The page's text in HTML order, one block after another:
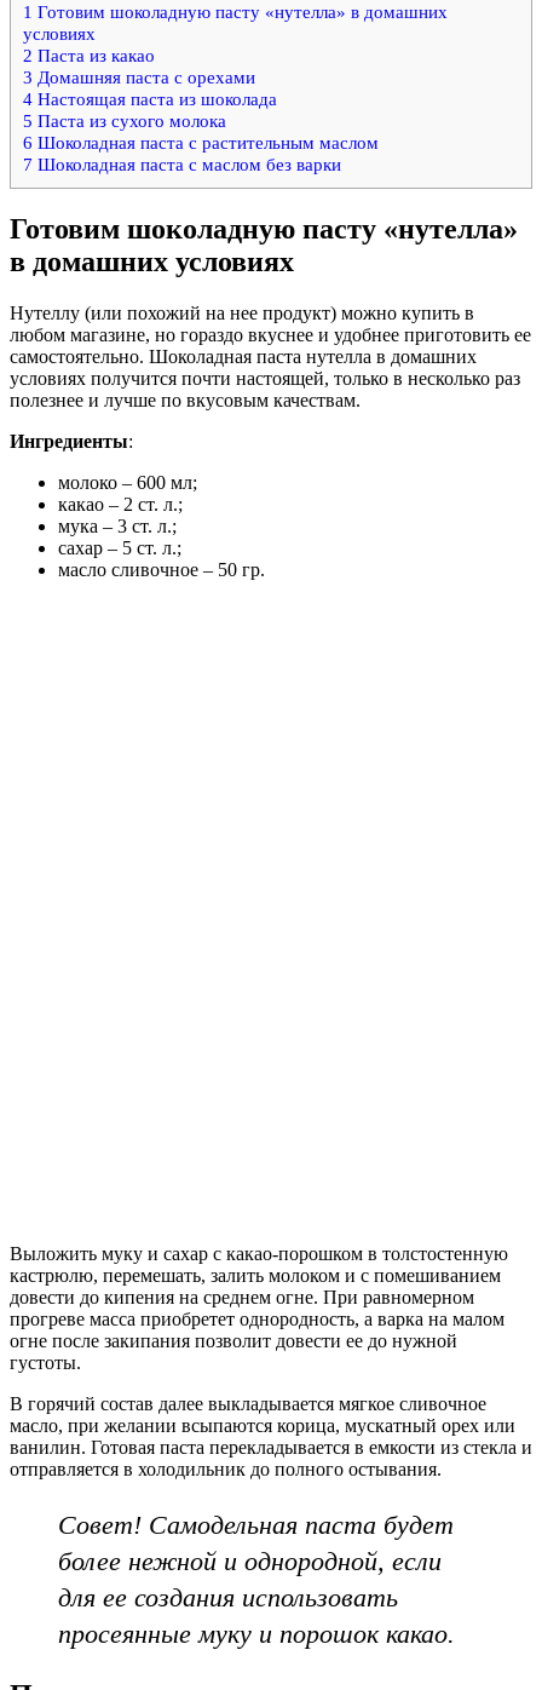
1 Готовим шоколадную пасту «нутелла» в домашних
условиях
2 Паста из какао
3 Домашняя паста с орехами
4 Настоящая паста из шоколада
5 Паста из сухого молока
6 Шоколадная паста с растительным маслом
7 Шоколадная паста с маслом без варки
Готовим шоколадную пасту «нутелла»
в домашних условиях
Нутеллу (или похожий на нее продукт) можно купить в
любом магазине, но гораздо вкуснее и удобнее приготовить ее
самостоятельно. Шоколадная паста нутелла в домашних
условиях получится почти настоящей, только в несколько раз
полезнее и лучше по вкусовым качествам.
Ингредиенты:
молоко – 600 мл;
какао – 2 ст. л.;
мука – 3 ст. л.;
сахар – 5 ст. л.;
масло сливочное – 50 гр.
Выложить муку и сахар с какао-порошком в толстостенную
кастрюлю, перемешать, залить молоком и с помешиванием
довести до кипения на среднем огне. При равномерном
прогреве масса приобретет однородность, а варка на малом
огне после закипания позволит довести ее до нужной
густоты.
В горячий состав далее выкладывается мягкое сливочное
масло, при желании всыпаются корица, мускатный орех или
ванилин. Готовая паста перекладывается в емкости из стекла и
отправляется в холодильник до полного остывания.
Совет! Самодельная паста будет
более нежной и однородной, если
для ее создания использовать
просеянные муку и порошок какао.